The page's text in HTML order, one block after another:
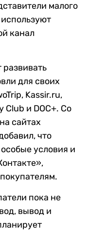
малого
канал
для своих
Kassir.ru,
Club и DOC+. Со
сайтах
что
условия и
пока не
вывод и